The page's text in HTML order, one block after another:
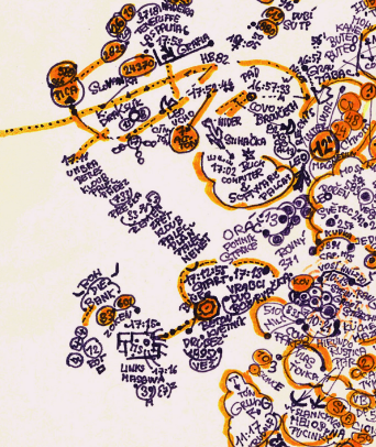
instagram facebook